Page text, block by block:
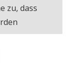
zu, dass